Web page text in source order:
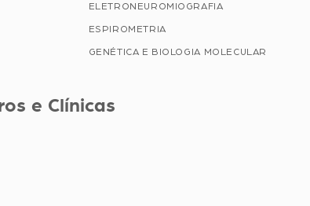
ELETRONEUROMIOGRAFIA
ESPIROMETRIA
GENÉTICA E BIOLOGIA MOLECULAR
e Clínicas